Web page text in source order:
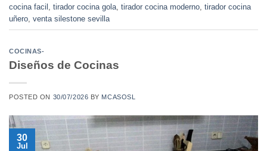
cocina facil tirador cocina gola tirador cocina moderno tirador cocina
uñero venta silestone sevilla
COCINAS-
Diseños de Cocinas
POSTED ON 30/07/2026 BY MCASOSL
30
Jul